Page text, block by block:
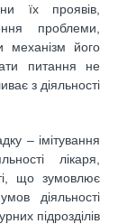
їх проявів,
проблеми,
механізм його
питання не
з діяльності
– імітування
лікаря,
що зумовлює
діяльності
підрозділів